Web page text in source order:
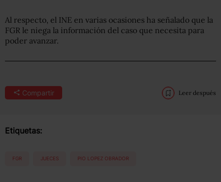
Al respecto, el INE en varias ocasiones ha señalado que la
FGR le niega la información del caso que necesita para
poder avanzar.
Compartir Leer después
Etiquetas:
FGR JUECES PIO LOPEZ OBRADOR